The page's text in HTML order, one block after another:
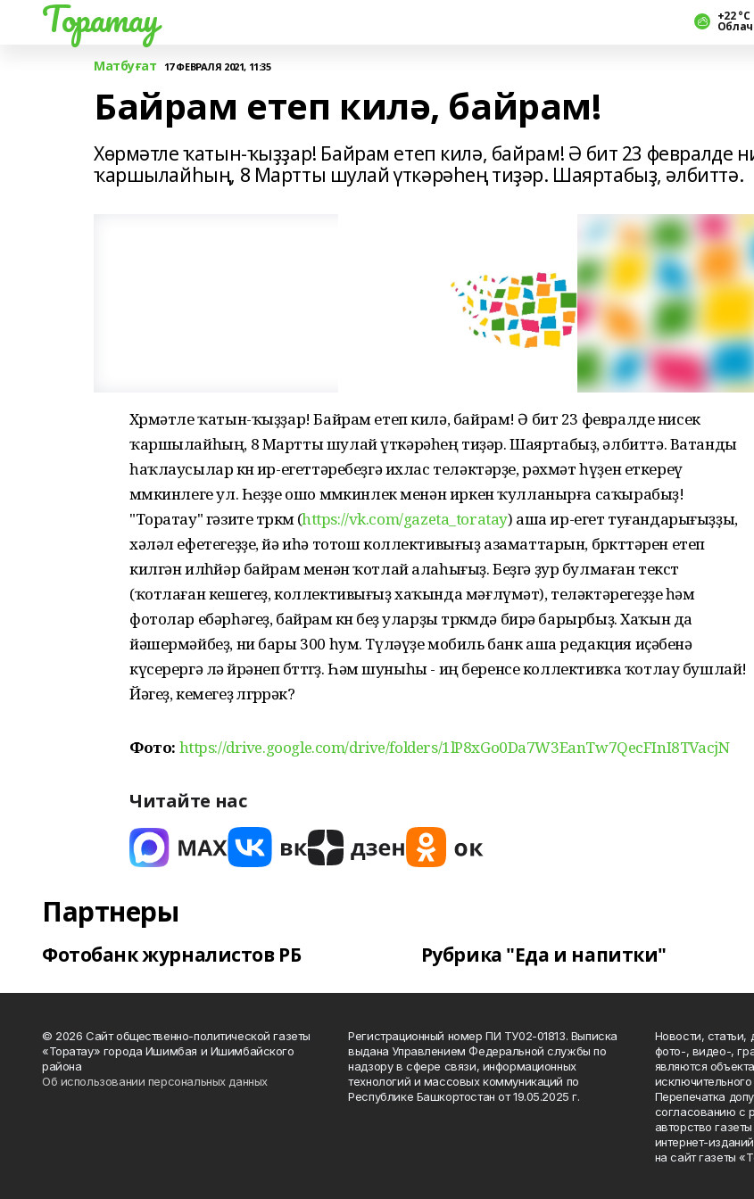
Торатау +22 °С
Матбуғат 17 ФЕВРАЛЯ 2021, 11:35
Байрам етеп килә, байрам!
Хөрмәтле ҡатын-ҡыҙҙар! Байрам етеп килә, байрам! Ә бит 23 февралде
ҡаршылайһың, 8 Мартты шулай үткәрәһең тиҙәр. Шаяртабыҙ, әлбиттә.
Хөрмәтле ҡатын-ҡыҙҙар! Байрам етеп килә, байрам! Ә бит 23 февралде нисек
ҡаршылайһың, 8 Мартты шулай үткәрәһең тиҙәр. Шаяртабыҙ, әлбиттә. Ватанды
һаҡлаусылар көнө ир-егеттәребеҙгә ихлас теләктәрҙе, рәхмәт һүҙен еткереү
мөмкинлеге ул. Һеҙҙе ошо мөмкинлек менән иркен ҡулланырға саҡырабыҙ!
"Торатау" гәзите төркөмө (https://vk.com/gazeta_toratay) аша ир-егет туғандарығыҙҙы,
хәләл ефетегеҙҙе, йә иһә тотош коллективығыҙ азаматтарын, бөркөттәрен етеп
килгән илһөйәр байрам менән ҡотлай алаһығыҙ. Беҙгә ҙур булмаған текст
(ҡотлаған кешегеҙ, коллективығыҙ хаҡында мәғлүмәт), теләктәрегеҙҙе һәм
фотолар ебәрһәгеҙ, байрам көнө беҙ уларҙы төркөмдә бирә барырбыҙ. Хаҡын да
йәшермәйбеҙ, ни бары 300 һум. Түләүҙе мобиль банк аша редакция иҫәбенә
күсерергә лә өйрәнеп бөттөгөҙ. Һәм шуныһы - иң беренсе коллективҡа ҡотлау бушлай!
Йәгеҙ, кемегеҙ өлгөрөрәк?
Фото: https://drive.google.com/drive/folders/1lP8xGo0Da7W3EanTw7QecFInI8TVacjN
Читайте нас
Партнеры
Фотобанк журналистов РБ Рубрика "Еда и напитки"
© 2026 Сайт общественно-политической газеты
«Торатау» города Ишимбая и Ишимбайского
района
Об использовании персональных данных
Регистрационный номер ПИ ТУ02-01813. Выписка
выдана Управлением Федеральной службы по
надзору в сфере связи, информационных
технологий и массовых коммуникаций по
Республике Башкортостан от 19.05.2025 г.
Новости, статьи,
фото-, видео-,
являются
Перепечатка
согласованию с
авторство
интернет-
на сайт газеты